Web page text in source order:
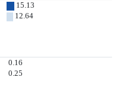
15.13
12.64
0.16
0.25